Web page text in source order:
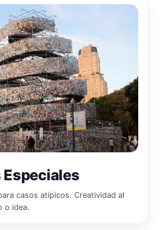
casos atípicos. Creatividad al
o idea.